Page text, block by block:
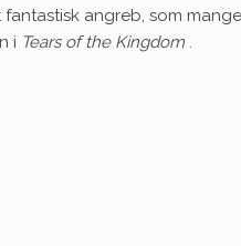
angreb, som
i Tears of the Kingdom .